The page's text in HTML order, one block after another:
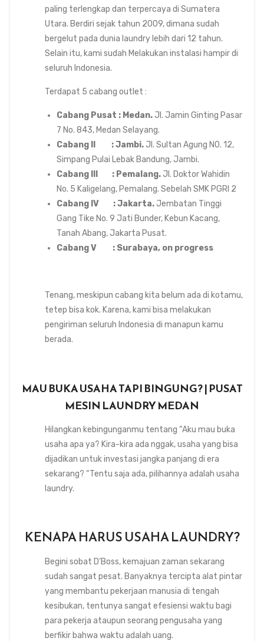
paling terlengkap dan terpercaya di Sumatera
Utara. Berdiri sejak tahun 2009, dimana sudah
bergelut pada dunia laundry lebih dari 12 tahun.
Selain itu, kami sudah Melakukan instalasi hampir di
seluruh Indonesia.
Terdapat 5 cabang outlet :
Cabang Pusat : Medan. Jl. Jamin Ginting Pasar
7 No. 843, Medan Selayang.
Cabang II : Jambi. Jl. Sultan Agung N0. 12,
Simpang Pulai Lebak Bandung, Jambi.
Cabang III : Pemalang. Jl. Doktor Wahidin
No. 5 Kaligelang, Pemalang. Sebelah SMK PGRI 2
Cabang IV : Jakarta. Jembatan Tinggi
Gang Tike No. 9 Jati Bunder, Kebun Kacang,
Tanah Abang, Jakarta Pusat.
Cabang V : Surabaya, on progress
Tenang, meskipun cabang kita belum ada di kotamu,
tetep bisa kok. Karena, kami bisa melakukan
pengiriman seluruh Indonesia di manapun kamu
berada.
MAU BUKA USAHA TAPI BINGUNG? | PUSAT
MESIN LAUNDRY MEDAN
Hilangkan kebingunganmu tentang “Aku mau buka
usaha apa ya? Kira-kira ada nggak, usaha yang bisa
dijadikan untuk investasi jangka panjang di era
sekarang? “Tentu saja ada, pilihannya adalah usaha
laundry.
KENAPA HARUS USAHA LAUNDRY?
Begini sobat D’Boss, kemajuan zaman sekarang
sudah sangat pesat. Banyaknya tercipta alat pintar
yang membantu pekerjaan manusia di tengah
kesibukan, tentunya sangat efesiensi waktu bagi
para pekerja ataupun seorang pengusaha yang
berfikir bahwa waktu adalah uang.